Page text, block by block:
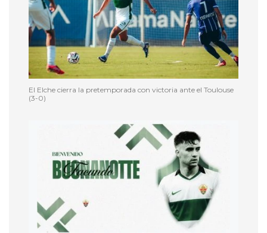
El Elche cierra la pretemporada con victoria ante el Toulouse
(3-0)